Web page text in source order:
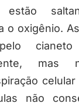
estão
o oxigênio.
pelo
mas
não